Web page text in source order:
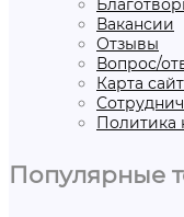
Вакансии
Отзывы
Вопрос/
Карта
Политика
Популярные